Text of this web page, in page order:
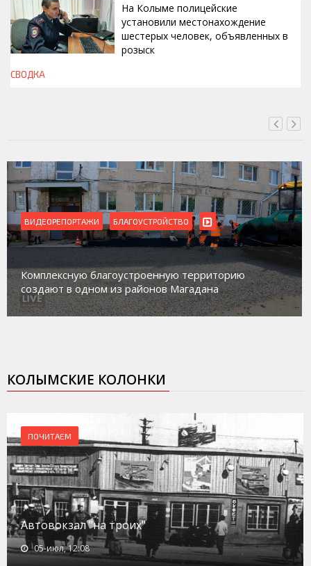
ВЧЕРА, 13:00
На Колыме полицейские
установили местонахождение
шестерых человек, объявленных в
розыск
СВОДКА
ВИДЕОРЕПОРТАЖИ
Магадан присоединился к пилотному проекту по
работе с несовершеннолетними из групп
социального риска «Переправа»
КОЛЫМСКИЕ КОЛОНКИ
ПОЧИТАЕМ
Автовокзал "на троих"
05-июл, 12:08